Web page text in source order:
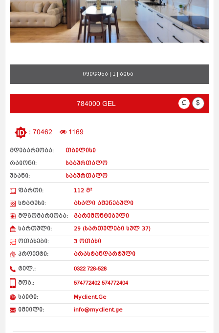
იყიდება | 1 | ბინა
784000 GEL ₾ $
: 70462 1169
მდებარეობა:
თბილისი
რაიონი:
საბურთალო
უბანი:
საბურთალო
ფართი:
112 მ²
სტატუსი:
ახალი აშენებული
მდგომარეობა:
გარემონტებული
სართული:
29 (სართულები სულ 37)
ოთახები:
3 ოთახი
პროექტი:
არასტანდარტული
ტელ.: 0322 728-528
მობ.: 574772402 574772404
საიტი:
Myclient.Ge
იმეილი:
info@myclient.ge